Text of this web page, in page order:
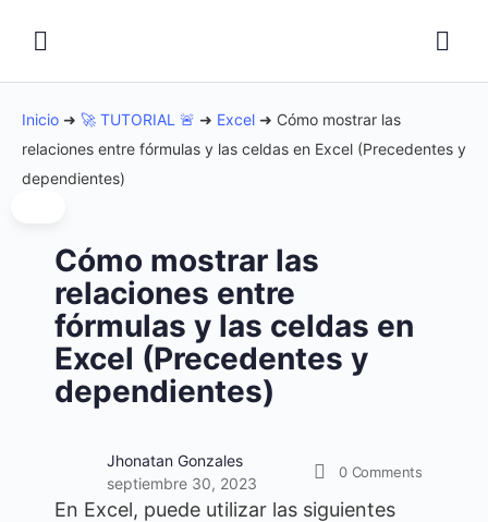
Inicio ➜ 🚀 TUTORIAL 🚨 ➜ Excel ➜ Cómo mostrar las
relaciones entre fórmulas y las celdas en Excel (Precedentes y
dependientes)
Cómo mostrar las
relaciones entre
fórmulas y las celdas en
Excel (Precedentes y
dependientes)
Jhonatan Gonzales
septiembre 30, 2023
0 Comments
En Excel, puede utilizar las siguientes